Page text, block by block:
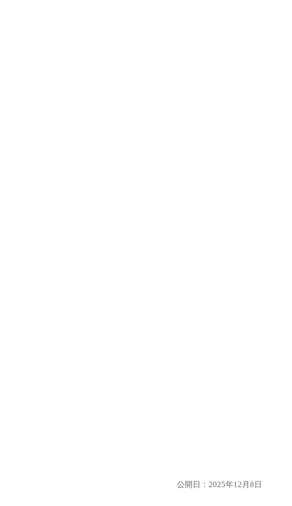
公開日：2025年12月8日